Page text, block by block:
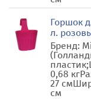
Горшок
л.
Бренд:
0,68
27
см